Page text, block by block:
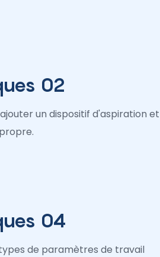
02
un dispositif d'aspiration et
04
types de paramètres de travail